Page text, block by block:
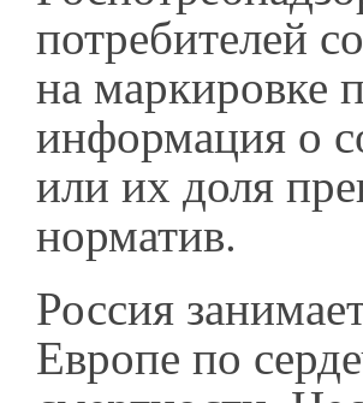
потребителей
на маркировке
информация о
или их доля
норматив.
Россия
Европе по